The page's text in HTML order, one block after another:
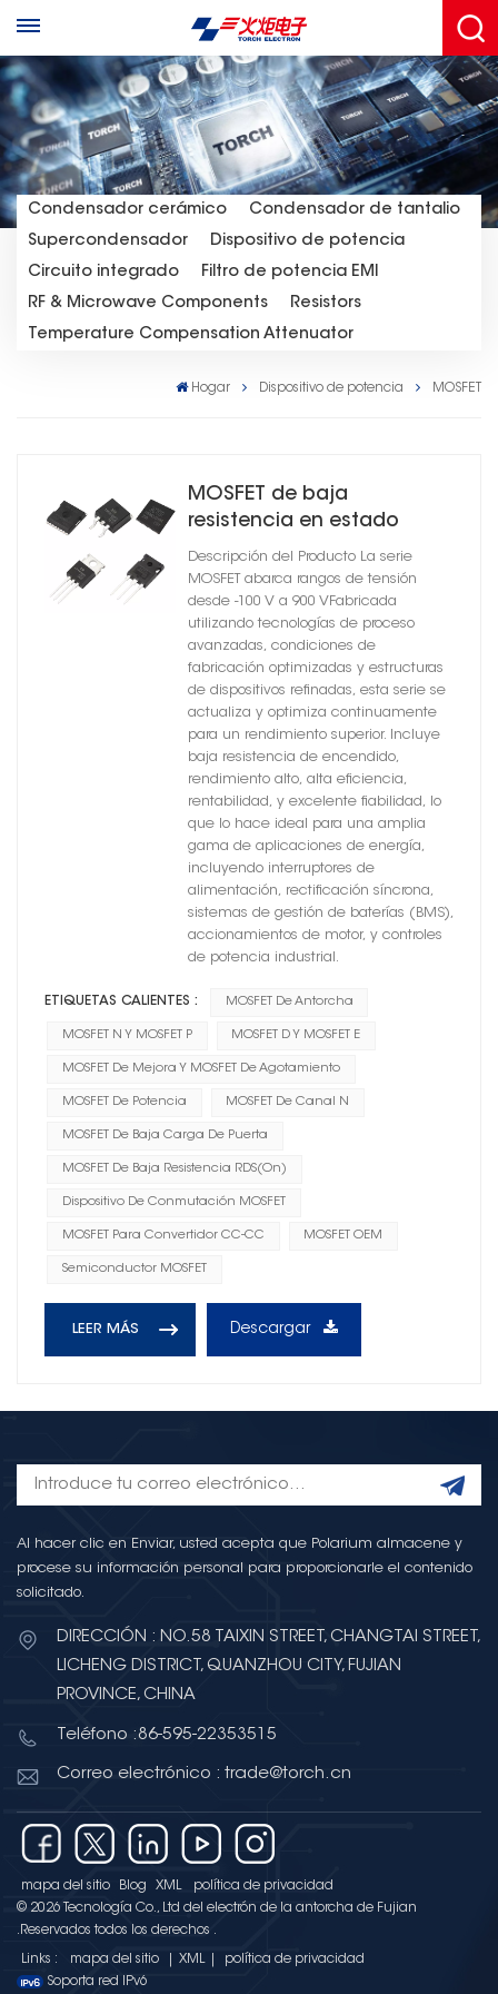
Condensador cerámico
Condensador de tantalio
Supercondensador
Dispositivo de potencia
Circuito integrado
Filtro de potencia EMI
RF & Microwave Components
Resistors
Temperature Compensation Attenuator
Hogar Dispositivo de potencia MOSFET
MOSFET de baja
resistencia en estado
activo para mejora y
agotamiento de la
antorcha
Descripción del Producto La serie
MOSFET abarca rangos de tensión
desde -100 V a 900 VFabricada
utilizando tecnologías de proceso
avanzadas, condiciones de
fabricación optimizadas y estructuras
de dispositivos refinadas, esta serie se
actualiza y optimiza continuamente
para un rendimiento superior. Incluye
baja resistencia de encendido,
rendimiento alto, alta eficiencia,
rentabilidad, y excelente fiabilidad, lo
que lo hace ideal para una amplia
gama de aplicaciones de energía,
incluyendo interruptores de
alimentación, rectificación síncrona,
sistemas de gestión de baterías (BMS),
accionamientos de motor, y controles
de potencia industrial.
ETIQUETAS CALIENTES : MOSFET De Antorcha
MOSFET N Y MOSFET P MOSFET D Y MOSFET E
MOSFET De Mejora Y MOSFET De Agotamiento
MOSFET De Potencia MOSFET De Canal N
MOSFET De Baja Carga De Puerta
MOSFET De Baja Resistencia RDS(on)
Dispositivo De Conmutación MOSFET
MOSFET Para Convertidor CC-CC MOSFET OEM
Semiconductor MOSFET
LEER MÁS Descargar
Al hacer clic en Enviar, usted acepta que Polarium almacene y
procese su información personal para proporcionarle el contenido
solicitado.
DIRECCIÓN : NO.58 TAIXIN STREET, CHANGTAI STREET,
LICHENG DISTRICT, QUANZHOU CITY, FUJIAN
PROVINCE, CHINA
Teléfono :86-595-22353515
Correo electrónico : trade@torch.cn
mapa del sitio Blog XML
política de privacidad
© 2026 Tecnología Co., Ltd del electrón de la antorcha de Fujian
.Reservados todos los derechos .
Links : mapa del sitio XML
política de privacidad
Soporta red IPv6